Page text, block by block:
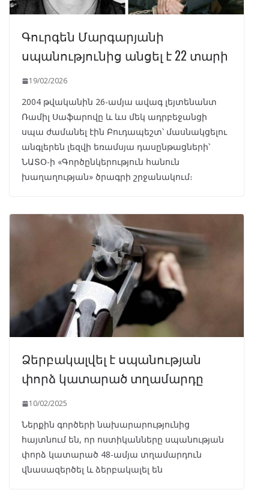
Գուրգեն Մարգարյանի
սպանությունից անցել է 22 տարի
19/02/2026
2004 թվականին 26-ամյա ավագ լեյտենանտ
Ռամիլ Սաֆարովը և ևս մեկ ադրբեջանցի
սպա ժամանել էին Բուդապեշտ՝ մասնակցելու
անգլերեն լեզվի եռամսյա դասընթացների՝
ՆԱՏՕ-ի «Գործընկերություն հանուն
խաղաղության» ծրագրի շրջանակում։
Ձերբակալվել է սպանության
փորձ կատարած տղամարդը
10/02/2025
Ներքին գործերի նախարարությունից
հայտնում են, որ ոստիկանները սպանության
փորձ կատարած 48-ամյա տղամարդուն
վնասազերծել և ձերբակալել են